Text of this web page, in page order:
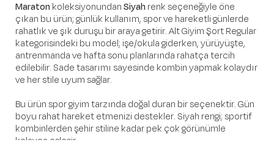
Maraton koleksiyonundanSiyah renk seçeneğiyle öne
çıkan bu ürün; günlük kullanım, spor ve hareketli günlerde
rahatlık ve şık duruşu bir araya getirir. Alt Giyim Şort Regular
kategorisindeki bu model; işe/okula giderken, yürüyüşte,
antrenmanda ve hafta sonu planlarında rahatça tercih
edilebilir. Sade tasarımı sayesinde kombin yapmak kolaydır
ve her stile uyum sağlar.
Bu ürün spor giyim tarzında doğal duran bir seçenektir. Gün
boyu rahat hareket etmenizi destekler. Siyah rengi; sportif
kombinlerden şehir stiline kadar pek çok görünümle
kolayca eşleşir.